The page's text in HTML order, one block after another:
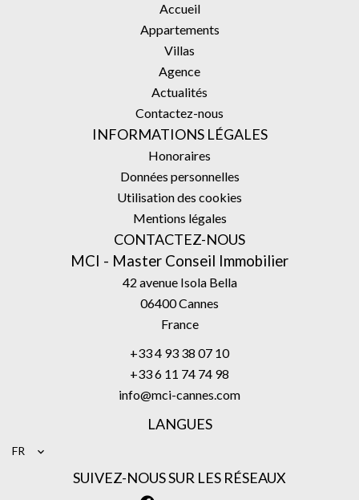
Accueil
Appartements
Villas
Agence
Actualités
Contactez-nous
INFORMATIONS LÉGALES
Honoraires
Données personnelles
Utilisation des cookies
Mentions légales
CONTACTEZ-NOUS
MCI - Master Conseil Immobilier
42 avenue Isola Bella
06400Cannes
France
+33 4 93 38 07 10
+33 6 11 74 74 98
info@mci-cannes.com
LANGUES
FR
SUIVEZ-NOUS SUR LES RÉSEAUX